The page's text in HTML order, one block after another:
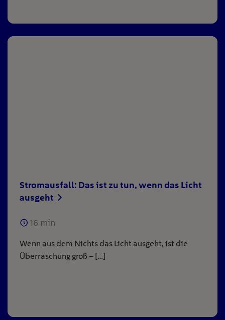
Stromausfall: Das ist zu tun, wenn das Licht
ausgeht
16 min
Wenn aus dem Nichts das Licht ausgeht, ist die
Überraschung groß – […]